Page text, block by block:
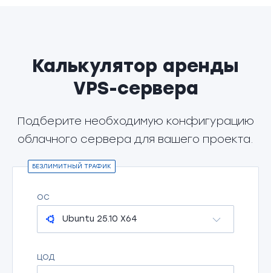
Калькулятор аренды
VPS-сервера
Подберите необходимую конфигурацию
облачного сервера для вашего проекта.
БЕЗЛИМИТНЫЙ ТРАФИК
ОС
Ubuntu 25.10 X64
ЦОД